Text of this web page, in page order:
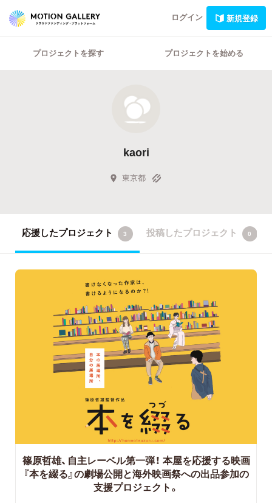
ログイン 新規登録
プロジェクトを探す プロジェクトを始める
kaori
東京都
応援したプロジェクト 3 投稿したプロジェクト 0
篠原哲雄、自主レーベル第一弾！ 本屋を応援する映画
『本を綴る』の劇場公開と海外映画祭への出品参加の
支援プロジェクト。